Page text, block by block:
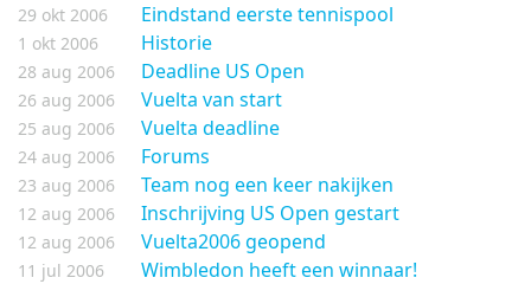
29 okt 2006 Eindstand eerste tennispool
1 okt 2006 Historie
28 aug 2006 Deadline US Open
26 aug 2006 Vuelta van start
25 aug 2006 Vuelta deadline
24 aug 2006 Forums
23 aug 2006 Team nog een keer nakijken
12 aug 2006 Inschrijving US Open gestart
12 aug 2006 Vuelta2006 geopend
11 jul 2006 Wimbledon heeft een winnaar!